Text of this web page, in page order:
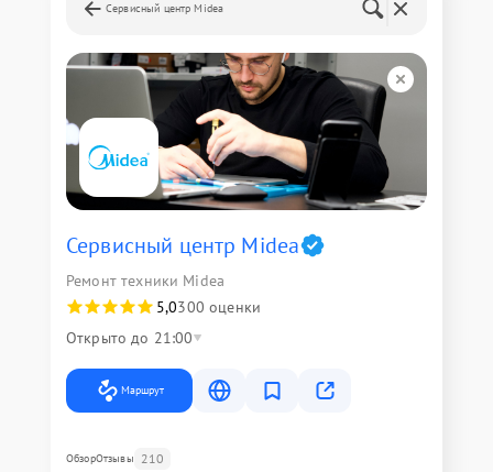
Сервисный центр Midea
Сервисный центр Midea
Ремонт техники Midea
5,0300 оценки
Открыто до 21:00
Маршрут
ОбзорОтзывы 210